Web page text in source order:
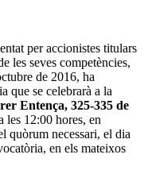
per accionistes titulars
les seves competències,
de 2016, ha
que se celebrarà a la
Entença, 325-335 de
les 12:00 hores, en
quòrum necessari, el dia
en els mateixos